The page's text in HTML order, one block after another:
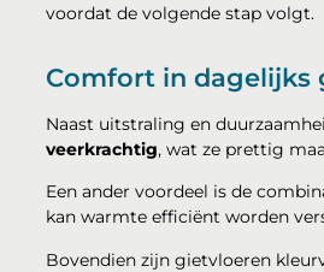
voordat de volgende stap volgt.
Comfort in dagelijks
Naast uitstraling en
veerkrachtig, wat ze prettig
Een ander voordeel is de
kan warmte efficiënt worden
Bovendien zijn gietvloeren